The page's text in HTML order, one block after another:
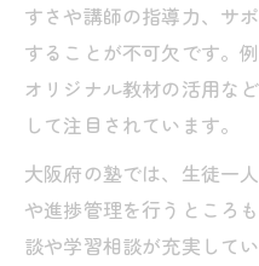
すさや講師の指導力、サ
することが不可欠です。
オリジナル教材の活用な
して注目されています。
大阪府の塾では、生徒一
や進捗管理を行うところ
談や学習相談が充実して